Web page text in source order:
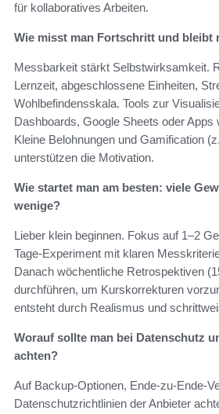
für kollaboratives Arbeiten.
Wie misst man Fortschritt und bleibt
Messbarkeit stärkt Selbstwirksamkeit.
Lernzeit, abgeschlossene Einheiten,
Wohlbefindensskala. Tools zur
Dashboards, Google Sheets oder Apps
Kleine Belohnungen und Gamification
unterstützen die Motivation.
Wie startet man am besten: viele
wenige?
Lieber klein beginnen. Fokus auf 1–2
Tage-Experiment mit klaren
Danach wöchentliche Retrospektiven
durchführen, um Kurskorrekturen
entsteht durch Realismus und
Worauf sollte man bei Datenschutz
achten?
Auf Backup-Optionen, Ende-zu-Ende-
Datenschutzrichtlinien der Anbieter